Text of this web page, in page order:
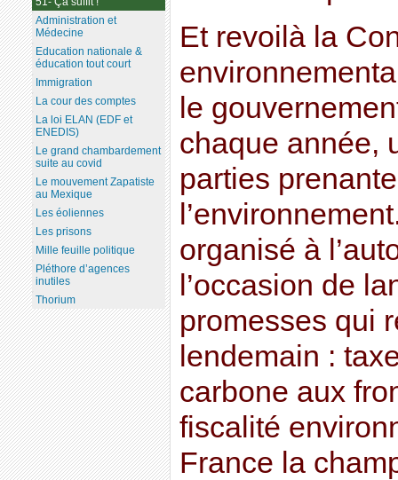
Et revoilà la
le
chaque année,
parties
organisé à
l’occasion de
promesses qui
lendemain :
carbone aux
fiscalité
France la
Administration et
Médecine
Education nationale &
éducation tout court
Immigration
La cour des comptes
La loi ELAN (EDF et
ENEDIS)
Le grand chambardement
suite au covid
Le mouvement Zapatiste
au Mexique
Les éoliennes
Les prisons
Mille feuille politique
Pléthore d’agences
inutiles
Thorium